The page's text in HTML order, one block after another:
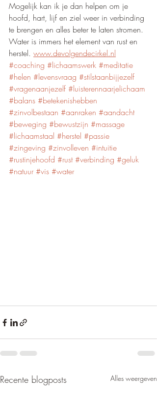
Mogelijk kan ik je dan helpen om je
hoofd, hart, lijf en ziel weer in verbinding
te brengen en alles beter te laten stromen.
Water is immers het element van rust en
herstel. www.devolgendecirkel.nl
#coaching #lichaamswerk #meditatie
#helen #levensvraag #stilstaanbijjezelf
#vragenaanjezelf #luisterennaarjelichaam
#balans #betekenishebben
#zinvolbestaan #aanraken #aandacht
#beweging #bewustzijn #massage
#lichaamstaal #herstel #passie
#zingeving #zinvolleven #intuitie
#rustinjehoofd #rust #verbinding #geluk
#natuur #vis #water
Recente blogposts Alles weergeven